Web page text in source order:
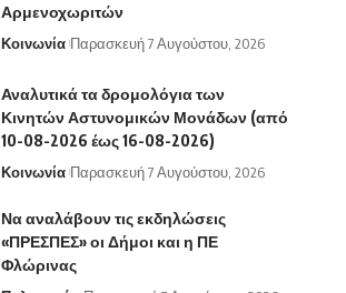
Αρμενοχωριτών
Κοινωνία Παρασκευή 7 Αυγούστου, 2026
Αναλυτικά τα δρομολόγια των
Κινητών Αστυνομικών Μονάδων (από
10-08-2026 έως 16-08-2026)
Κοινωνία Παρασκευή 7 Αυγούστου, 2026
Να αναλάβουν τις εκδηλώσεις
«ΠΡΕΣΠΕΣ» οι Δήμοι και η ΠΕ
Φλώρινας